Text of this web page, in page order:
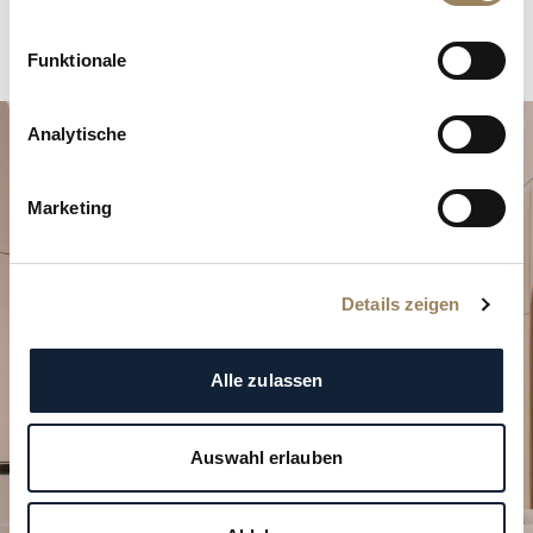
Funktionale
Analytische
Marketing
Details zeigen
Alle zulassen
Auswahl erlauben
Planen Sie Ihren besonderen
Moment
unserer Boutiquen.
BESUCH PLANEN